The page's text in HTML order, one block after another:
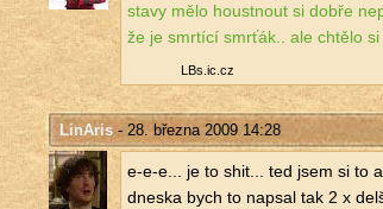
sta­vy mělo houst­nout si dobře
že je smr­tí­cí smr­ťák.. ale chtě­lo
LBs.​ic.​cz
LinAris- 28. března 2009 14:28
e-e-e... je to shit... ted jsem si to
dneska bych to na­psal tak 2 x